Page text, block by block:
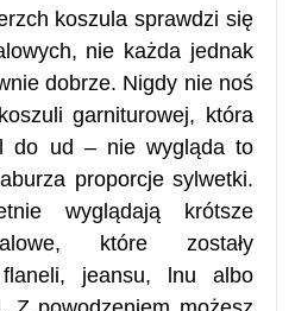
koszula sprawdzi się
nie każda jednak
dobrze. Nigdy nie noś
garniturowej, która
do ud – nie wygląda to
proporcje sylwetki.
wyglądają krótsze
które zostały
jeansu, lnu albo